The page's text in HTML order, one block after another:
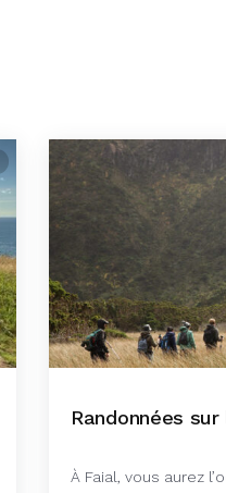
Randonnées
À Faial, vous aurez